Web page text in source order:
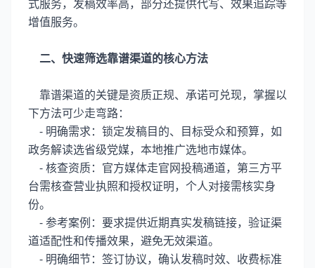
式服务，发稿效率高，部分还提供代写、效果追踪等
增值服务。
二、快速筛选靠谱渠道的核心方法
靠谱渠道的关键是资质正规、承诺可兑现，掌握以
下方法可少走弯路：
- 明确需求：锁定发稿目的、目标受众和预算，如
政务解读选省级党媒，本地推广选地市媒体。
- 核查资质：官方媒体走官网投稿通道，第三方平
台需核查营业执照和授权证明，个人对接需核实身
份。
- 参考案例：要求提供近期真实发稿链接，验证渠
道适配性和传播效果，避免无效渠道。
- 明确细节：签订协议，确认发稿时效、收费标准